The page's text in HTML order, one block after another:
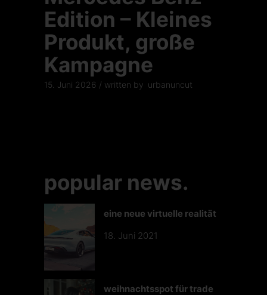
Edition – Kleines
Produkt, große
Kampagne
15. Juni 2026 written by urbanuncut
popular news.
eine neue virtuelle realität
18. Juni 2021
weihnachtsspot für trade